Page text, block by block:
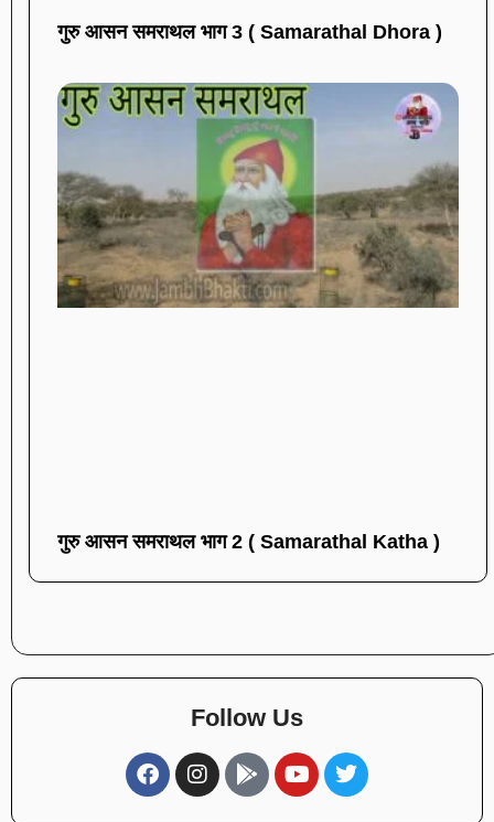
गुरु आसन समराथल भाग 3 ( Samarathal Dhora )
गुरु आसन समराथल भाग 2 ( Samarathal Katha )
Follow Us